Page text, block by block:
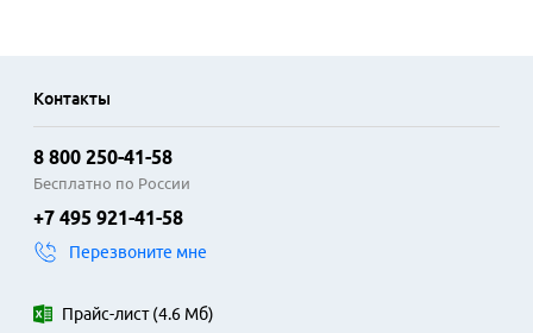
Контакты
8 800 250-41-58
Бесплатно по России
+7 495 921-41-58
Перезвоните мне
Прайс-лист(4.6 Мб)